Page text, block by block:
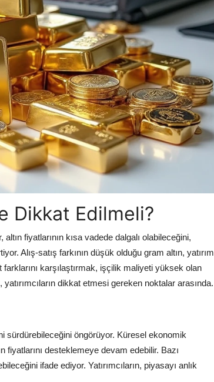
Dikkat Edilmeli?
fiyatlarının kısa vadede dalgalı olabileceğini,
Alış-satış farkının düşük olduğu gram altın, yatırım
karşılaştırmak, işçilik maliyeti yüksek olan
dikkat etmesi gereken noktalar arasında.
sürdürebileceğini öngörüyor. Küresel ekonomik
fiyatlarını desteklemeye devam edebilir. Bazı
ifade ediyor. Yatırımcıların, piyasayı anlık